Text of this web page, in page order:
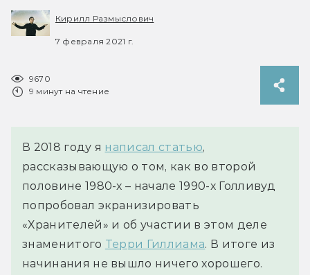
Кирилл Размыслович
7 февраля 2021 г.
9670
9 минут на чтение
В 2018 году я написал статью,
рассказывающую о том, как во второй
половине 1980-х – начале 1990-х Голливуд
попробовал экранизировать
«Хранителей» и об участии в этом деле
знаменитого Терри Гиллиама. В итоге из
начинания не вышло ничего хорошего.